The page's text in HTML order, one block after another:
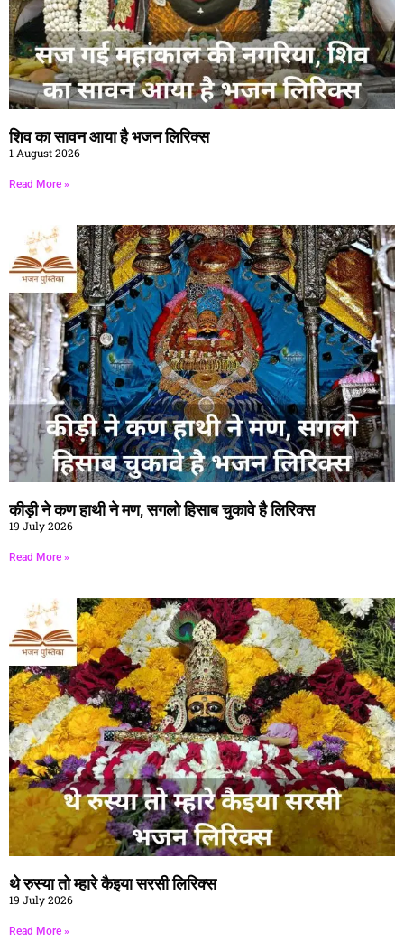
शिव का सावन आया है भजन लिरिक्स
1 August 2026
Read More »
कीड़ी ने कण हाथी ने मण, सगलो हिसाब चुकावे है लिरिक्स
19 July 2026
Read More »
थे रुस्या तो म्हारे कैइया सरसी लिरिक्स
19 July 2026
Read More »